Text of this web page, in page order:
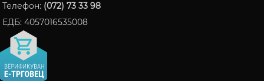
Телефон: (072) 73 33 98
ЕДБ: 4057016535008